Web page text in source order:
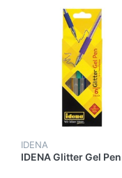
IDENA
IDENA Glitter Gel Pen